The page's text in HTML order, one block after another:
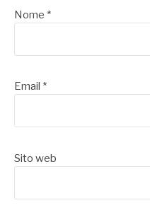
Nome *
Email *
Sito web